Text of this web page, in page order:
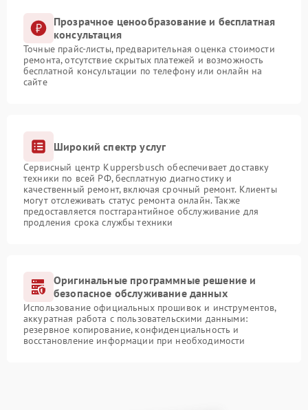
Прозрачное ценообразование и бесплатная
консультация
Точные прайс-листы, предварительная оценка стоимости
ремонта, отсутствие скрытых платежей и возможность
бесплатной консультации по телефону или онлайн на
сайте
Широкий спектр услуг
Сервисный центр Kuppersbusch обеспечивает доставку
техники по всей РФ, бесплатную диагностику и
качественный ремонт, включая срочный ремонт. Клиенты
могут отслеживать статус ремонта онлайн. Также
предоставляется постгарантийное обслуживание для
продления срока службы техники
Оригинальные программные решение и
безопасное обслуживание данных
Использование официальных прошивок и инструментов,
аккуратная работа с пользовательскими данными:
резервное копирование, конфиденциальность и
восстановление информации при необходимости